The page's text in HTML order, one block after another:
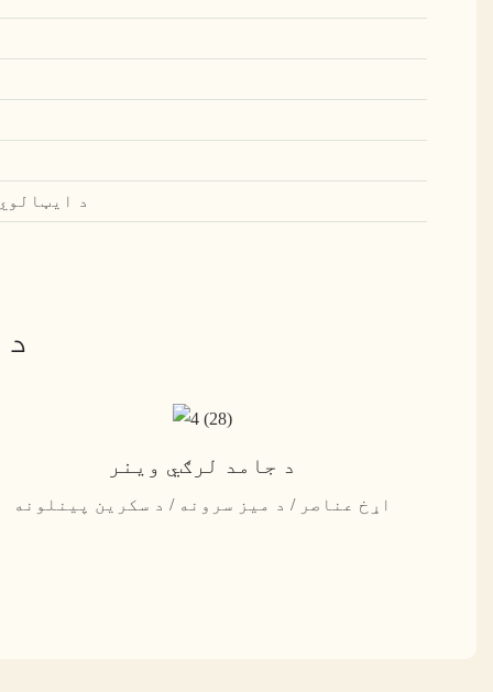
د
د جامد لرګي وینر
اړخ عناصر / د میز سرونه / د سکرین پینلونه